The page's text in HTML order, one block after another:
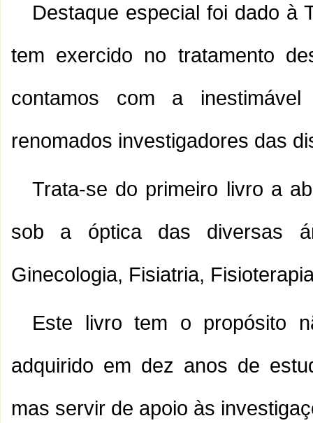
Destaque especial foi dado à
tem exercido no tratamento
contamos com a
renomados investigadores das
Trata-se do primeiro livro a
sob a óptica das diversas
Ginecologia, Fisiatria,
Este livro tem o propósito
adquirido em dez anos de
mas servir de apoio às